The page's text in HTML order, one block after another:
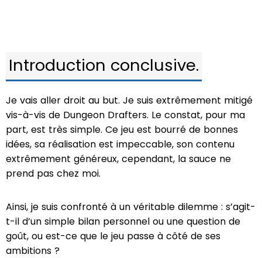
Introduction conclusive.
Je vais aller droit au but. Je suis extrêmement mitigé
vis-à-vis de Dungeon Drafters. Le constat, pour ma
part, est très simple. Ce jeu est bourré de bonnes
idées, sa réalisation est impeccable, son contenu
extrêmement généreux, cependant, la sauce ne
prend pas chez moi.
Ainsi, je suis confronté à un véritable dilemme : s’agit-
t-il d’un simple bilan personnel ou une question de
goût, ou est-ce que le jeu passe à côté de ses
ambitions ?